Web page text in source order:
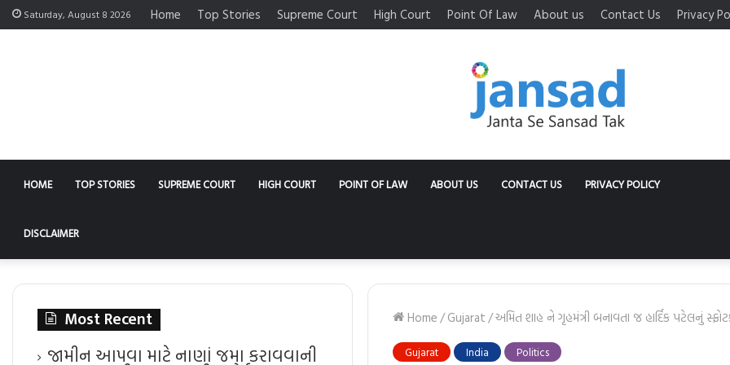
Saturday, August 8 2026 Home Top Stories Supreme Court High Court Point Of Law About us Contact Us Privacy
HOME TOP STORIES SUPREME COURT HIGH COURT POINT OF LAW ABOUT US CONTACT US PRIVACY POLICY
DISCLAIMER
Home/Gujarat/અમિત શાહ ને ગૃહમંત્રી બનાવતા જ હાર્દિક પટેલનું
Gujarat India Politics
Most Recent
જામીન આપવા માટે નાણાં જમા કરાવવાની